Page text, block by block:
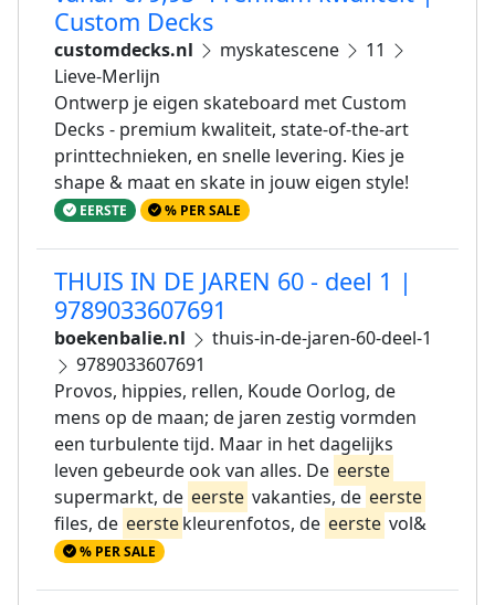
Custom Decks
customdecks.nl myskatescene
11
Lieve-Merlijn
Ontwerp je eigen skateboard met Custom
Decks - premium kwaliteit, state-of-the-art
printtechnieken, en snelle levering. Kies je
shape & maat en skate in jouw eigen style!
EERSTE % PER SALE
THUIS IN DE JAREN 60 - deel 1 |
9789033607691
boekenbalie.nl
thuis-in-de-jaren-60-deel-1
9789033607691
Provos, hippies, rellen, Koude Oorlog, de
mens op de maan; de jaren zestig vormden
een turbulente tijd. Maar in het dagelijks
leven gebeurde ook van alles. De eerste
supermarkt, de eerste vakanties, de eerste
files, de eerstekleurenfotos, de eerste vol&
% PER SALE